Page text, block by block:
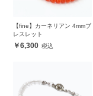
【fine】カーネリアン 4mmブ
レスレット
6,300